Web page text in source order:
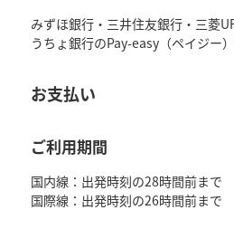
みずほ銀行・三井住友銀行・三菱
うちょ銀行のPay-easy（ペイジー
お支払い
ご利用期間
国内線：出発時刻の28時間前まで
国際線：出発時刻の26時間前まで